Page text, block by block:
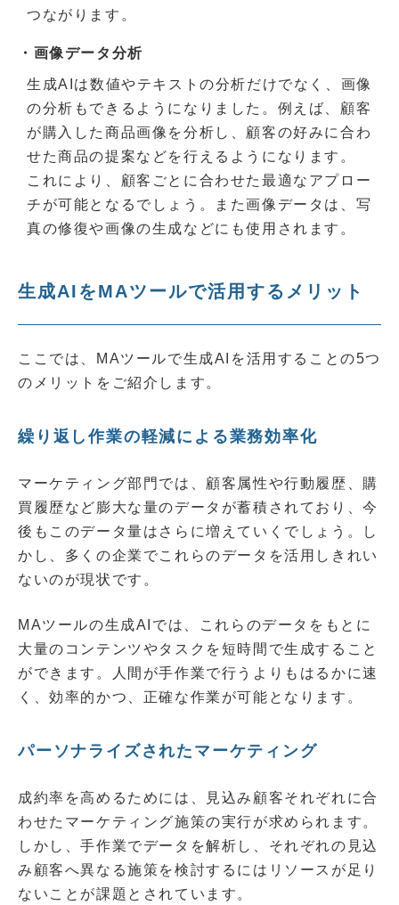
つながります。
・画像データ分析
生成AIは数値やテキストの分析だけでなく、画像
の分析もできるようになりました。例えば、顧客
が購入した商品画像を分析し、顧客の好みに合わ
せた商品の提案などを行えるようになります。
これにより、顧客ごとに合わせた最適なアプロー
チが可能となるでしょう。また画像データは、写
真の修復や画像の生成などにも使用されます。
生成AIをMAツールで活用するメリット
ここでは、MAツールで生成AIを活用することの5つ
のメリットをご紹介します。
繰り返し作業の軽減による業務効率化
マーケティング部門では、顧客属性や行動履歴、購
買履歴など膨大な量のデータが蓄積されており、今
後もこのデータ量はさらに増えていくでしょう。し
かし、多くの企業でこれらのデータを活用しきれい
ないのが現状です。
MAツールの生成AIでは、これらのデータをもとに
大量のコンテンツやタスクを短時間で生成すること
ができます。人間が手作業で行うよりもはるかに速
く、効率的かつ、正確な作業が可能となります。
パーソナライズされたマーケティング
成約率を高めるためには、見込み顧客それぞれに合
わせたマーケティング施策の実行が求められます。
しかし、手作業でデータを解析し、それぞれの見込
み顧客へ異なる施策を検討するにはリソースが足り
ないことが課題とされています。